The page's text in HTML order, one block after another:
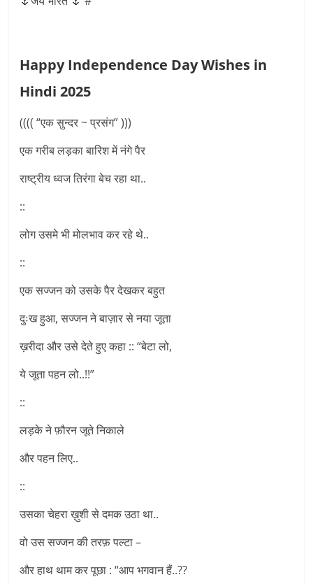
Happy Independence Day Wishes in
Hindi 2025
(((( “एक सुन्दर ~ प्रसंग” )))
एक गरीब लड़का बारिश में नंगे पैर
राष्ट्रीय ध्वज तिरंगा बेच रहा था..
::
लोग उसमे भी मोलभाव कर रहे थे..
::
एक सज्जन को उसके पैर देखकर बहुत
दुःख हुआ, सज्जन ने बाज़ार से नया जूता
ख़रीदा और उसे देते हुए कहा :: “बेटा लो,
ये जूता पहन लो..!!”
::
लड़के ने फ़ौरन जूते निकाले
और पहन लिए..
::
उसका चेहरा ख़ुशी से दमक उठा था..
वो उस सज्जन की तरफ़ पल्टा –
और हाथ थाम कर पूछा : “आप भगवान हैं..??